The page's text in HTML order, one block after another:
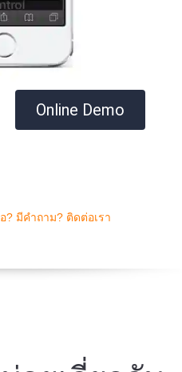
Online Demo
? มีคําถาม? ติดต่อเรา